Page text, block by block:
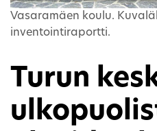
Vasaramäen koulu.
inventointiraportti.
Turun